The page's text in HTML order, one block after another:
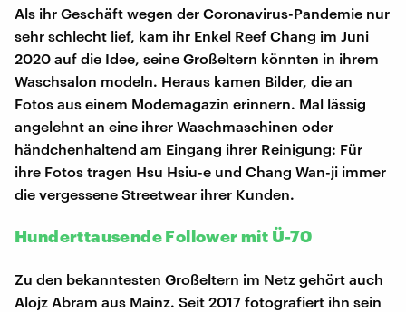
Als ihr Geschäft wegen der Coronavirus-Pandemie nur
sehr schlecht lief, kam ihr Enkel Reef Chang im Juni
2020 auf die Idee, seine Großeltern könnten in ihrem
Waschsalon modeln. Heraus kamen Bilder, die an
Fotos aus einem Modemagazin erinnern. Mal lässig
angelehnt an eine ihrer Waschmaschinen oder
händchenhaltend am Eingang ihrer Reinigung: Für
ihre Fotos tragen Hsu Hsiu-e und Chang Wan-ji immer
die vergessene Streetwear ihrer Kunden.
Hunderttausende Follower mit Ü-70
Zu den bekanntesten Großeltern im Netz gehört auch
Alojz Abram aus Mainz. Seit 2017 fotografiert ihn sein